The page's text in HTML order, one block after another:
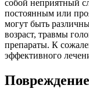
собой неприятный
постоянным или
могут быть
возраст, травмы
препараты. К
эффективного